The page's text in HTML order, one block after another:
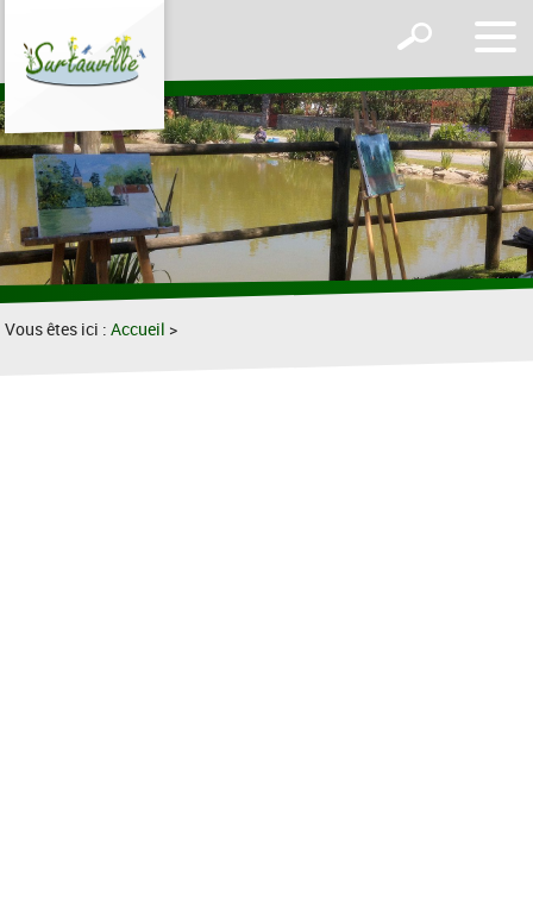
le
Afficher
formulaire
de
recherche
Vous êtes ici :Accueil >